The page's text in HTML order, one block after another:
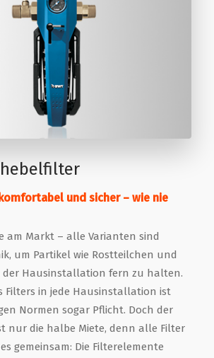
und sicher – wie nie
am Markt – alle Varianten sind
um Partikel wie Rostteilchen und
der Hausinstallation fern zu halten.
Filters in jede Hausinstallation ist
Normen sogar Pflicht. Doch der
nur die halbe Miete, denn alle Filter
gemeinsam: Die Filterelemente